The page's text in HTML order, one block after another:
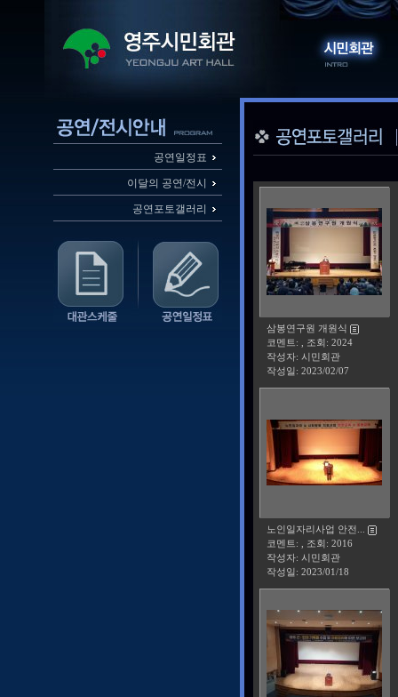
공연일정표
이달의 공연/전시
공연포토갤러리
삼봉연구원 개원식
코멘트: , 조회: 2024
작성자: 시민회관
작성일: 2023/02/07
노인일자리사업 안전...
코멘트: , 조회: 2016
작성자: 시민회관
작성일: 2023/01/18